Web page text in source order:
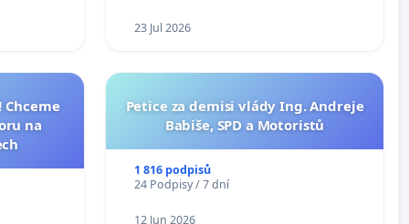
23 Jul 2026
Chceme
na
Petice za demisi vlády Ing. Andreje
Babiše, SPD a Motoristů
1 816 podpisů
24 Podpisy / 7 dní
12 Jun 2026